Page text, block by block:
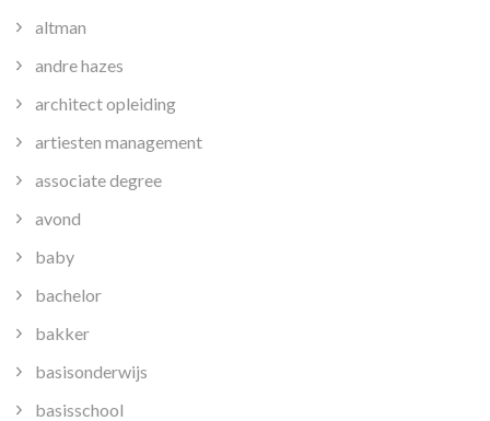
altman
andre hazes
architect opleiding
artiesten management
associate degree
avond
baby
bachelor
bakker
basisonderwijs
basisschool